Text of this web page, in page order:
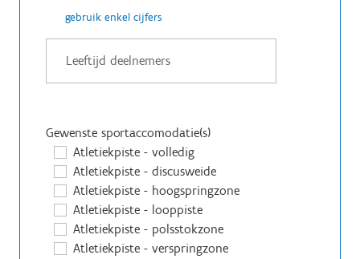
gebruik enkel cijfers
Gewenste sportaccomodatie(s)
Atletiekpiste - volledig
Atletiekpiste - discusweide
Atletiekpiste - hoogspringzone
Atletiekpiste - looppiste
Atletiekpiste - polsstokzone
Atletiekpiste - verspringzone